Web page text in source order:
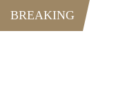
BREAKING